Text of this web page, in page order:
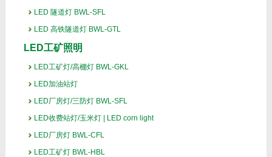
LED 隧道灯 BWL-SFL
LED 高铁隧道灯 BWL-GTL
LED工矿照明
LED工矿灯/高棚灯 BWL-GKL
LED加油站灯
LED厂房灯/三防灯 BWL-SFL
LED收费站灯/玉米灯 | LED corn light
LED厂房灯 BWL-CFL
LED工矿灯 BWL-HBL